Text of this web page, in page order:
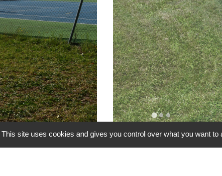
This site uses cookies and gives you control over what you want to